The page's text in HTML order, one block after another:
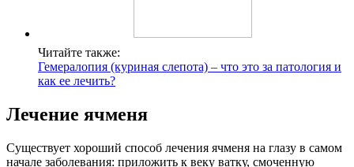
Читайте также:
Гемералопия (куриная слепота) – что это за патология и
как ее лечить?
Лечение ячменя
Существует хороший способ лечения ячменя на глазу в самом
начале заболевания: приложить к веку ватку, смоченную